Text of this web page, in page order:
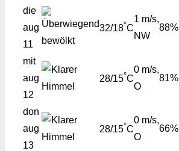
die
aug
11
32/18°C
1 m/s,
NW
88%
mit
aug
12
28/15°C
0 m/s,
O
81%
don
aug
13
28/15°C
0 m/s,
O
66%